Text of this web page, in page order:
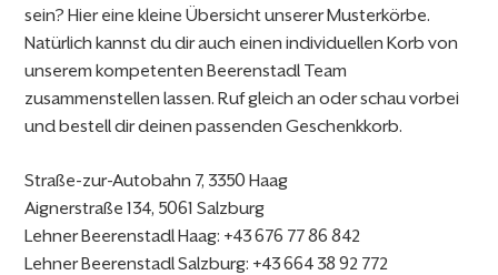
sein? Hier eine kleine Übersicht unserer Musterkörbe.
Natürlich kannst du dir auch einen individuellen Korb von
unserem kompetenten Beerenstadl Team
zusammenstellen lassen. Ruf gleich an oder schau vorbei
und bestell dir deinen passenden Geschenkkorb.
Straße-zur-Autobahn 7, 3350 Haag
Aignerstraße 134, 5061 Salzburg
Lehner Beerenstadl Haag: +43 676 77 86 842
Lehner Beerenstadl Salzburg: +43 664 38 92 772